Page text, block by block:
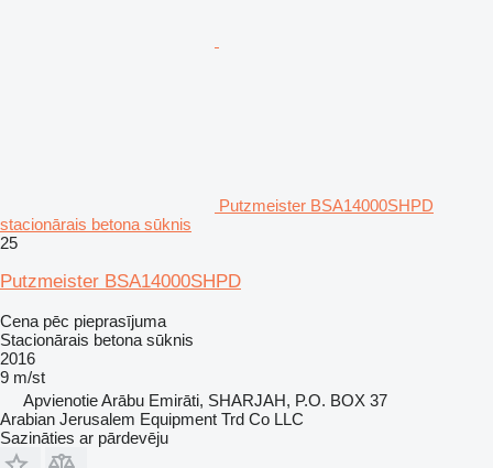
Putzmeister BSA14000SHPD
stacionārais betona sūknis
25
Putzmeister BSA14000SHPD
Cena pēc pieprasījuma
Stacionārais betona sūknis
2016
9 m/st
Apvienotie Arābu Emirāti, SHARJAH, P.O. BOX 37
Arabian Jerusalem Equipment Trd Co LLC
Sazināties ar pārdevēju